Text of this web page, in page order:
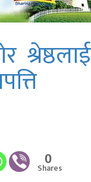
0
Shares